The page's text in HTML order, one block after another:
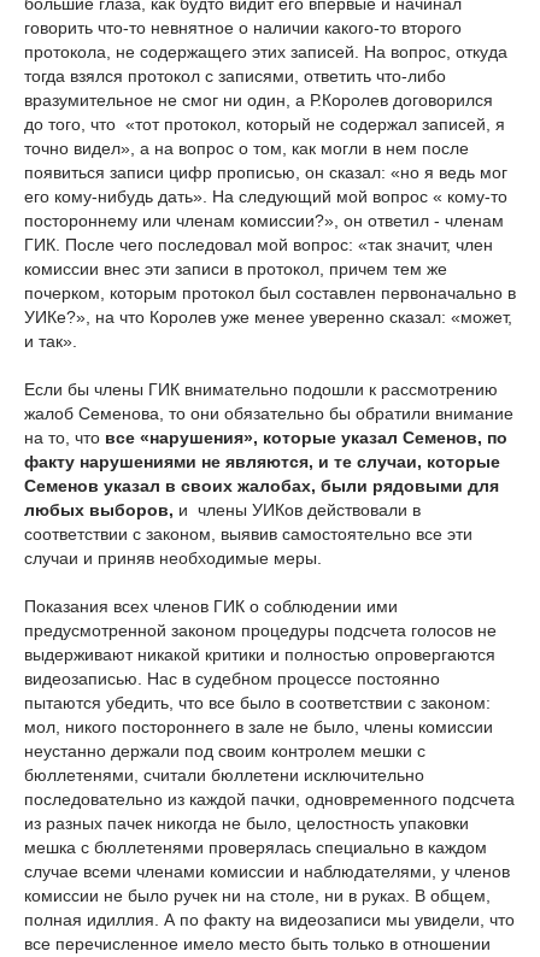
говорить что-то невнятное о наличии какого-то второго
протокола, не содержащего этих записей. На вопрос, откуда
тогда взялся протокол с записями, ответить что-либо
вразумительное не смог ни один, а Р.Королев договорился
до того, что «тот протокол, который не содержал записей, я
точно видел», а на вопрос о том, как могли в нем после
появиться записи цифр прописью, он сказал: «но я ведь мог
его кому-нибудь дать». На следующий мой вопрос « кому-то
постороннему или членам комиссии?», он ответил - членам
ГИК. После чего последовал мой вопрос: «так значит, член
комиссии внес эти записи в протокол, причем тем же
почерком, которым протокол был составлен первоначально в
УИКе?», на что Королев уже менее уверенно сказал: «может,
и так».
Если бы члены ГИК внимательно подошли к рассмотрению
жалоб Семенова, то они обязательно бы обратили внимание
на то, что все «нарушения», которые указал Семенов, по
факту нарушениями не являются, и те случаи, которые
Семенов указал в своих жалобах, были рядовыми для
любых выборов, и члены УИКов действовали в
соответствии с законом, выявив самостоятельно все эти
случаи и приняв необходимые меры.
Показания всех членов ГИК о соблюдении ими
предусмотренной законом процедуры подсчета голосов не
выдерживают никакой критики и полностью опровергаются
видеозаписью. Нас в судебном процессе постоянно
пытаются убедить, что все было в соответствии с законом:
мол, никого постороннего в зале не было, члены комиссии
неустанно держали под своим контролем мешки с
бюллетенями, считали бюллетени исключительно
последовательно из каждой пачки, одновременного подсчета
из разных пачек никогда не было, целостность упаковки
мешка с бюллетенями проверялась специально в каждом
случае всеми членами комиссии и наблюдателями, у членов
комиссии не было ручек ни на столе, ни в руках. В общем,
полная идиллия. А по факту на видеозаписи мы увидели, что
все перечисленное имело место быть только в отношении